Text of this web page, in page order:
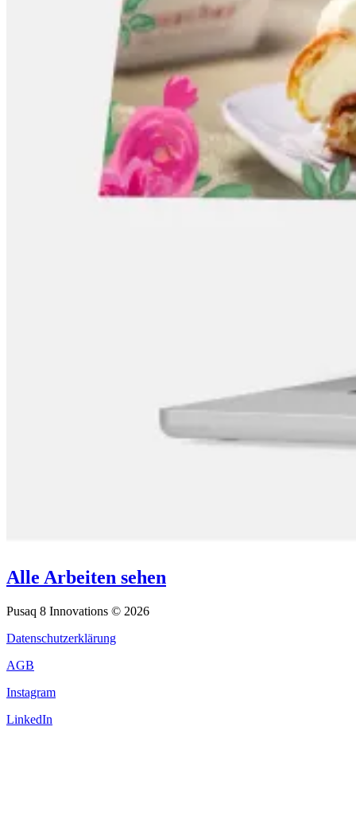
Alle Arbeiten sehen
Pusaq 8 Innovations © 2026
Datenschutzerklärung
AGB
Instagram
LinkedIn